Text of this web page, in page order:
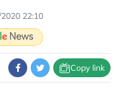
22:10
Copy link